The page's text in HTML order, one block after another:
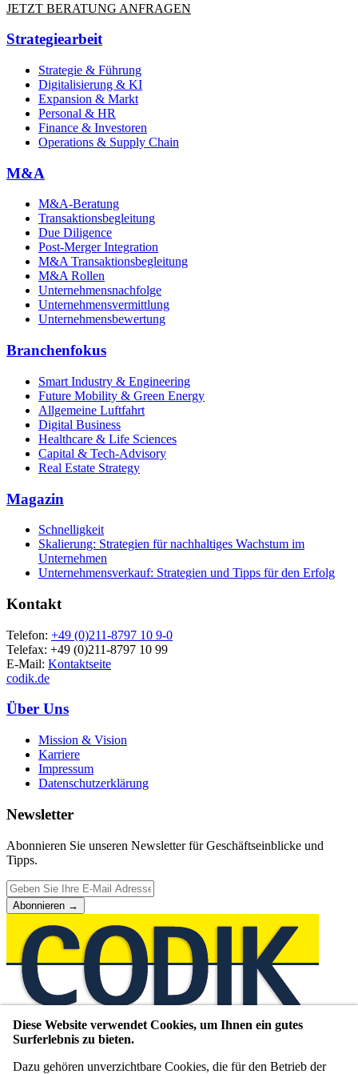
JETZT BERATUNG ANFRAGEN
Diese Website verwendet Cookies, um Ihnen ein gutes
Surferlebnis zu bieten.
Dazu gehören unverzichtbare Cookies, die für den Betrieb der
Strategiearbeit
Strategie & Führung
Digitalisierung & KI
Expansion & Markt
Personal & HR
Finance & Investoren
Operations & Supply Chain
M&A
M&A-Beratung
Transaktionsbegleitung
Due Diligence
Post-Merger Integration
M&A Transaktionsbegleitung
M&A Rollen
Unternehmensnachfolge
Unternehmensvermittlung
Unternehmensbewertung
Branchenfokus
Smart Industry & Engineering
Future Mobility & Green Energy
Allgemeine Luftfahrt
Digital Business
Healthcare & Life Sciences
Capital & Tech-Advisory
Real Estate Strategy
Magazin
Schnelligkeit
Skalierung: Strategien für nachhaltiges Wachstum im
Unternehmen
Unternehmensverkauf: Strategien und Tipps für den Erfolg
Kontakt
Telefon: +49 (0)211-8797 10 9-0
Telefax: +49 (0)211-8797 10 99
E-Mail: Kontaktseite
codik.de
Über Uns
Mission & Vision
Karriere
Impressum
Datenschutzerklärung
Newsletter
Abonnieren Sie unseren Newsletter für Geschäftseinblicke und
Tipps.
Abonnieren →
Unternehmensberatung seit 1980
WIR VERMITTELN,